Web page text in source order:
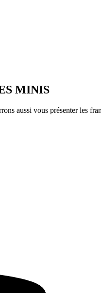
MINIS
aussi vous présenter les